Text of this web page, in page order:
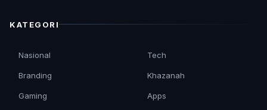
KATEGORI
Nasional
Branding
Gaming
Tech
Khazanah
Apps